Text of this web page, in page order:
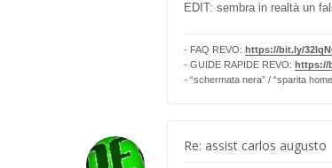
EDIT: sembra in realtà un
- FAQ REVO: https://bit.ly/
- GUIDE RAPIDE REVO: https://
- “schermata nera” / “sparita
Re: assist carlos augusto